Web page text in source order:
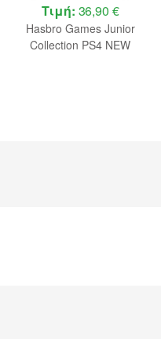
Τιμή: 36,90 €
Hasbro Games Junior
Collection PS4 NEW